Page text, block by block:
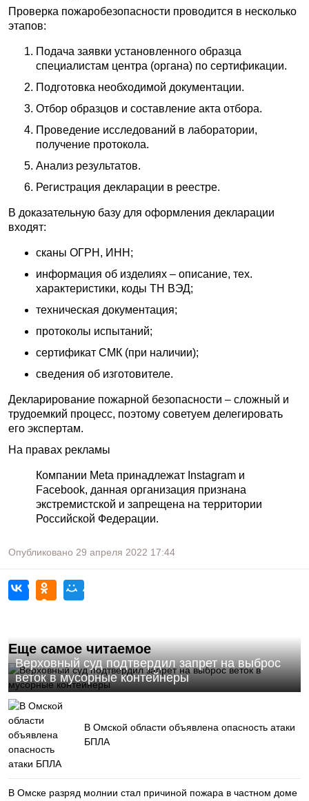
Проверка пожаробезопасности проводится в несколько
этапов:
Подача заявки установленного образца
специалистам центра (органа) по сертификации.
Подготовка необходимой документации.
Отбор образцов и составление акта отбора.
Проведение исследований в лаборатории,
получение протокола.
Анализ результатов.
Регистрация декларации в реестре.
В доказательную базу для оформления декларации
входят:
сканы ОГРН, ИНН;
информация об изделиях – описание, тех.
характеристики, коды ТН ВЭД;
техническая документация;
протоколы испытаний;
сертификат СМК (при наличии);
сведения об изготовителе.
Декларирование пожарной безопасности – сложный и
трудоемкий процесс, поэтому советуем делегировать
его экспертам.
На правах рекламы
Компании Meta принадлежат Instagram и
Facebook, данная организация признана
экстремистской и запрещена на территории
Российской Федерации.
Опубликовано 29 апреля 2022 17:44
Еще самое читаемое
Верховный суд подтвердил запрет на выброс
веток в мусорные контейнеры
В Омской области объявлена опасность атаки
БПЛА
В Омске разряд молнии стал причиной пожара в частном доме